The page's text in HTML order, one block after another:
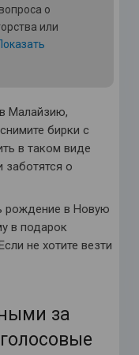
о
или
Малайзию,
бирки с
в таком виде
о
рождение в Новую
в подарок
не хотите везти
за